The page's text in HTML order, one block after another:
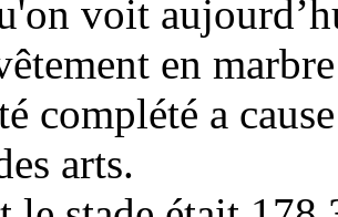
voit
en
complété a
arts.